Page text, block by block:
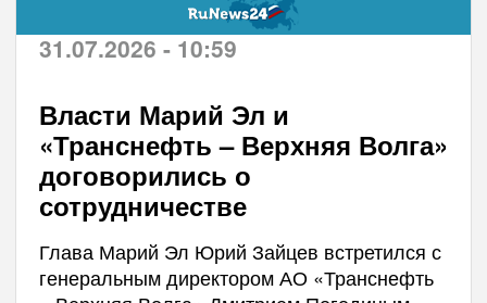
31.07.2026 - 10:59
Власти Марий Эл и
«Транснефть – Верхняя Волга»
договорились о
сотрудничестве
Глава Марий Эл Юрий Зайцев встретился с
генеральным директором АО «Транснефть